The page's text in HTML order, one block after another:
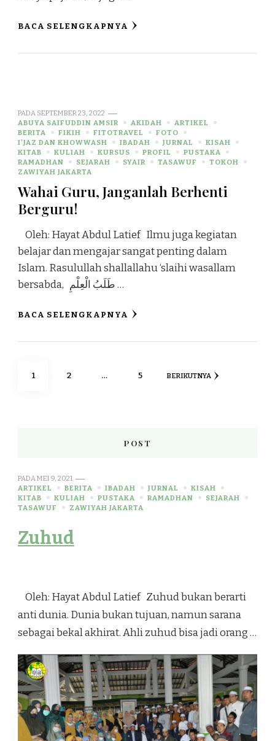
BACA SELENGKAPNYA
PADA SEPTEMBER 23, 2022
ABUYA SAIFUDDIN AMSIR
AKIDAH
ARTIKEL
BERITA
FIKIH FITOTRAVEL
FOTO
I'JAZ DAN KHOWWASH
IBADAH JURNAL
KISAH
KITAB
KULIAH KURSUS PROFIL
PUSTAKA
RAMADHAN
SEJARAH SYAIR TASAWUF
TOKOH
ZAWIYAH JAKARTA
Wahai Guru, Janganlah Berhenti
Berguru!
Oleh: Hayat Abdul Latief Ilmu juga kegiatan
belajar dan mengajar sangat penting dalam
Islam. Rasulullah shallallahu ‘slaihi wasallam
bersabda, طَلَبُ الْعِلْمِ …
BACA SELENGKAPNYA
1 2 … 5 BERIKUTNYA
POST
PADAMEI 9, 2021
ARTIKEL
BERITA IBADAH JURNAL
KISAH
KITAB
KULIAH PUSTAKA RAMADHAN
SEJARAH
TASAWUF
ZAWIYAH JAKARTA
Zuhud
Oleh: Hayat Abdul Latief Zuhud bukan berarti
anti dunia. Dunia bukan tujuan, namun sarana
sebagai bekal akhirat. Ahli zuhud bisa jadi orang …